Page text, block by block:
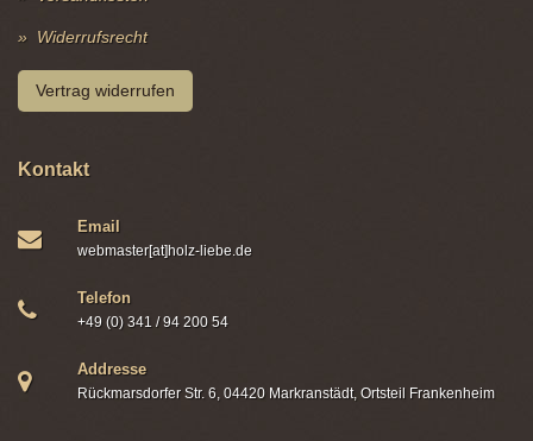
Widerrufsrecht
Vertrag widerrufen
Kontakt
Email
webmaster[at]holz-liebe.de
Telefon
+49 (0) 341 / 94 200 54
Addresse
Rückmarsdorfer Str. 6, 04420 Markranstädt, Ortsteil Frankenheim